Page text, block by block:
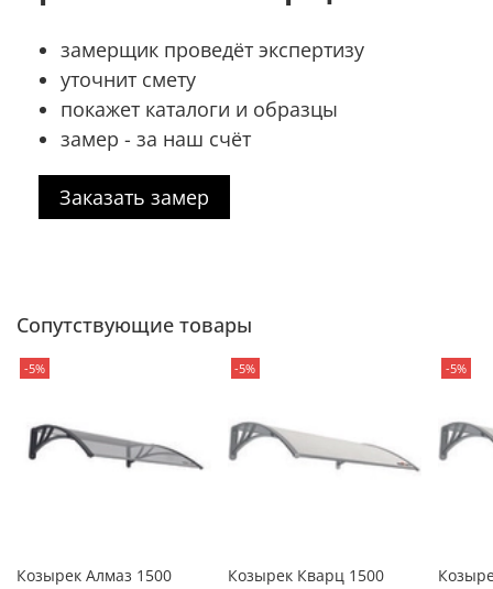
замерщик проведёт экспертизу
уточнит смету
покажет каталоги и образцы
замер - за наш счёт
Заказать замер
Сопутствующие товары
-5%
Козырек Алмаз 1500
-5%
Козырек Кварц 1500
-5%